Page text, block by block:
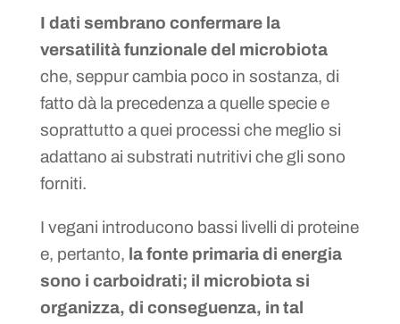
I dati sembrano confermare la
versatilità funzionale del microbiota
che, seppur cambia poco in sostanza, di
fatto dà la precedenza a quelle specie e
soprattutto a quei processi che meglio si
adattano ai substrati nutritivi che gli sono
forniti.
I vegani introducono bassi livelli di proteine
e, pertanto, la fonte primaria di energia
sono i carboidrati; il microbiota si
organizza, di conseguenza, in tal